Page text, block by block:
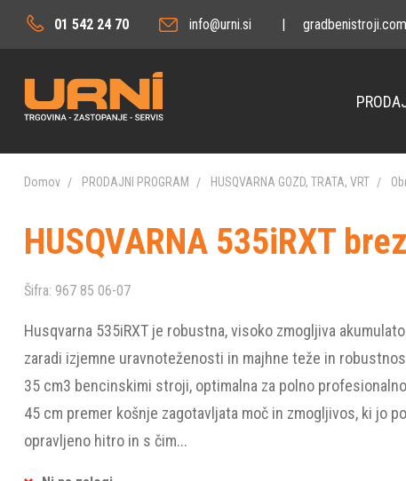
01 542 24 70 info@urni.si | gradbenistroji.com
Domov PRODAJNI PROGRAM HUSQVARNA GOZD, TRATA, VRT
HUSQVARNA 535iRXT
Šifra: 967 85 06-07
Husqvarna 535iRXT je robustna, visoko zmogljiva
zaradi izjemne uravnoteženosti in majhne teže in
35 cm3 bencinskimi stroji, optimalna za polno
45 cm premer košnje zagotavljata moč in zmogljivos, ki jo
opravljeno hitro in s čim...